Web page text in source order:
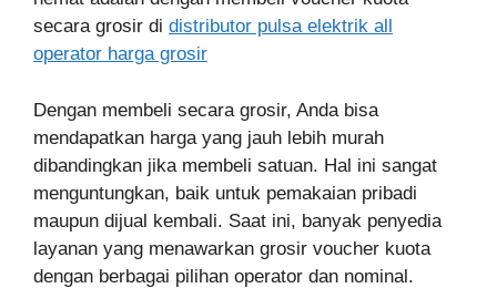
secara grosir di distributor pulsa elektrik all
operator harga grosir
Dengan membeli secara grosir, Anda bisa
mendapatkan harga yang jauh lebih murah
dibandingkan jika membeli satuan. Hal ini sangat
menguntungkan, baik untuk pemakaian pribadi
maupun dijual kembali. Saat ini, banyak penyedia
layanan yang menawarkan grosir voucher kuota
dengan berbagai pilihan operator dan nominal.